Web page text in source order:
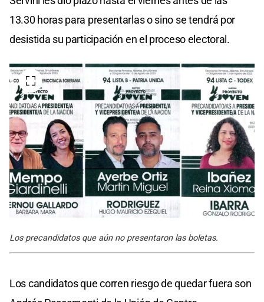
13.30 horas para presentarlas o sino se tendrá por
desistida su participación en el proceso electoral.
Los precandidatos que aún no presentaron las boletas.
Los candidatos que corren riesgo de quedar fuera son